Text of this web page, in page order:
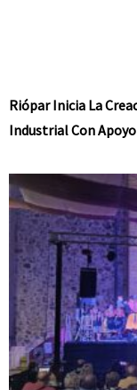
Riópar Inicia La
Industrial Con